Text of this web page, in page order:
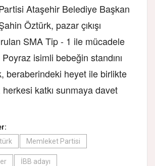
Ataşehir Belediye Başkan
Öztürk, pazar çıkışı
SMA Tip - 1 ile mücadele
isimli bebeğin standını
beraberindeki heyet ile birlikte
herkesi katkı sunmaya davet
Memleket Partisi
İBB adayı